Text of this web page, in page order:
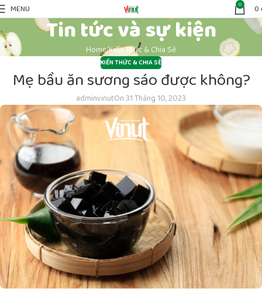
MENU 0 0
Tin tức và sự kiện
HomeKiến Thức & Chia Sẻ
KIẾN THỨC & CHIA SẺ
Mẹ bầu ăn sương sáo được không?
adminvinutOn 31 Tháng 10, 2023